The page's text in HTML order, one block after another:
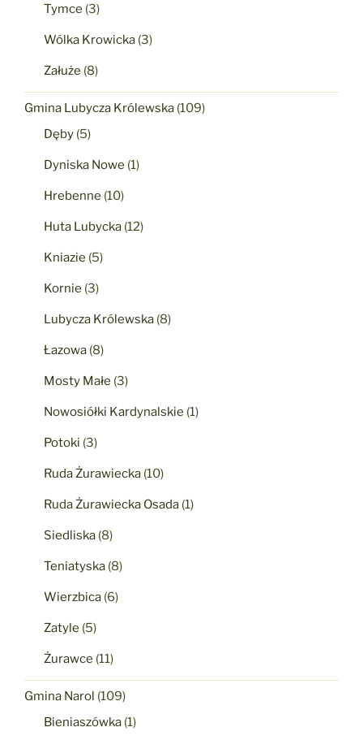
Tymce (3)
Wólka Krowicka (3)
Załuże (8)
Gmina Lubycza Królewska (109)
Dęby (5)
Dyniska Nowe (1)
Hrebenne (10)
Huta Lubycka (12)
Kniazie (5)
Kornie (3)
Lubycza Królewska (8)
Łazowa (8)
Mosty Małe (3)
Nowosiółki Kardynalskie (1)
Potoki (3)
Ruda Żurawiecka (10)
Ruda Żurawiecka Osada (1)
Siedliska (8)
Teniatyska (8)
Wierzbica (6)
Zatyle (5)
Żurawce (11)
Gmina Narol (109)
Bieniaszówka (1)